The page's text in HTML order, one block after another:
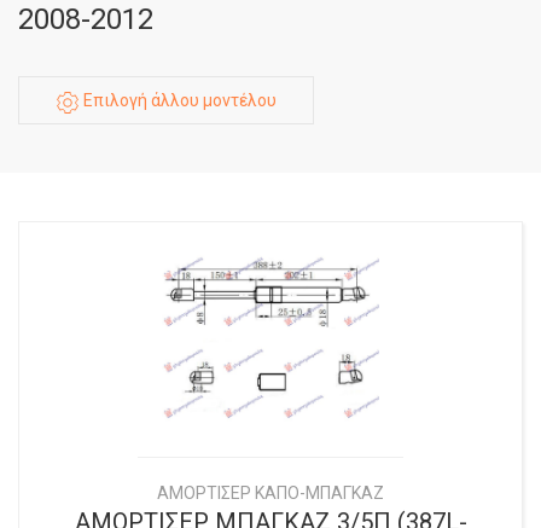
2008-2012
Επιλογή άλλου μοντέλου
ΑΜΟΡΤΙΣΕΡ ΚΑΠΟ-ΜΠΑΓΚΑΖ